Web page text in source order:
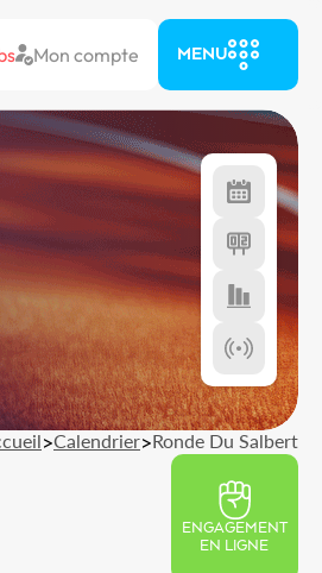
Mon compte MENU
>Calendrier>Ronde Du Salbert
ENGAGEMENT
EN LIGNE